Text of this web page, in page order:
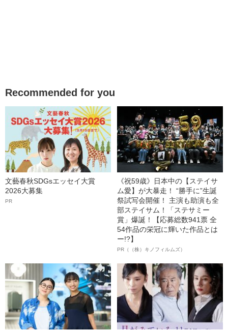
Recommended for you
文藝春秋SDGsエッセイ大賞
2026大募集
PR
《祝59歳》日本中の【ステイサ
ム愛】が大暴走！ “勝手に”生誕
祭試写会開催！ 主演も助演も全
部ステイサム！「ステサミー
賞」爆誕！【応募総数941票 全
54作品の栄冠に輝いた作品とは
ー!?】
PR（（株）キノフィルムズ）